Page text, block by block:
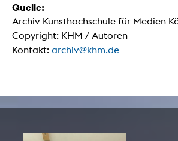
Quelle:
Archiv Kunsthochschule für Medien
Copyright: KHM / Autoren
Kontakt: archiv@khm.de